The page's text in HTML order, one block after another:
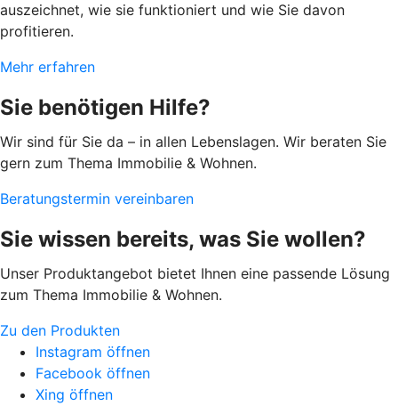
auszeichnet, wie sie funktioniert und wie Sie davon
profitieren.
Mehr erfahren
Sie benötigen Hilfe?
Wir sind für Sie da – in allen Lebenslagen. Wir beraten Sie
gern zum Thema Immobilie & Wohnen.
Beratungstermin vereinbaren
Sie wissen bereits, was Sie wollen?
Unser Produktangebot bietet Ihnen eine passende Lösung
zum Thema Immobilie & Wohnen.
Zu den Produkten
Instagram öffnen
Facebook öffnen
Xing öffnen